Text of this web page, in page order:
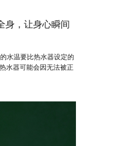
身，让身心瞬间
水温要比热水器设定的
水器可能会因无法被正